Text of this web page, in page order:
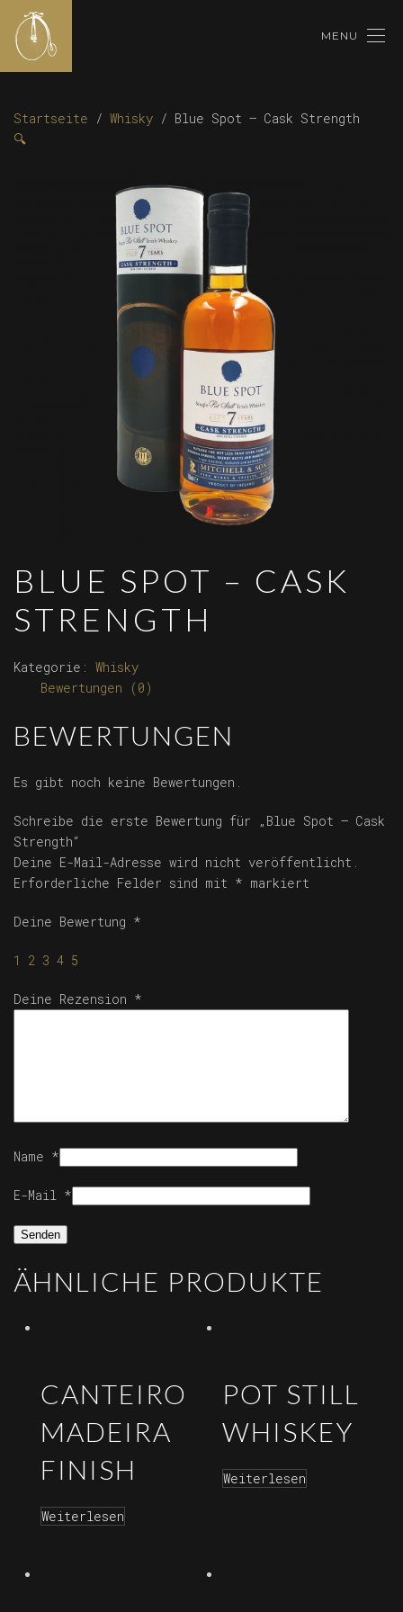
MENU
Startseite / Whisky / Blue Spot – Cask Strength
🔍
BLUE SPOT – CASK
STRENGTH
Kategorie: Whisky
Bewertungen (0)
BEWERTUNGEN
Es gibt noch keine Bewertungen.
Schreibe die erste Bewertung für „Blue Spot – Cask
Strength“
Deine E-Mail-Adresse wird nicht veröffentlicht.
Erforderliche Felder sind mit * markiert
Deine Bewertung *
1 2 3 4 5
Deine Rezension *
Name *
E-Mail *
ÄHNLICHE PRODUKTE
CANTEIRO
MADEIRA
FINISH
Weiterlesen
POT STILL
WHISKEY
Weiterlesen